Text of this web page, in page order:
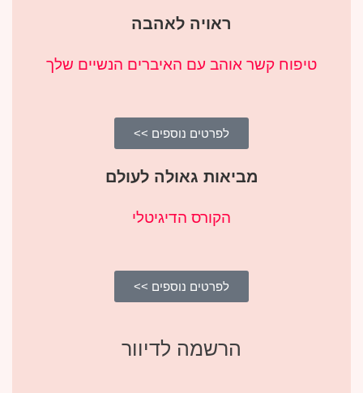
ראויה לאהבה
טיפוח קשר אוהב עם האיברים הנשיים שלך
לפרטים נוספים >>
מביאות גאולה לעולם
הקורס הדיגיטלי
לפרטים נוספים >>
הרשמה לדיוור